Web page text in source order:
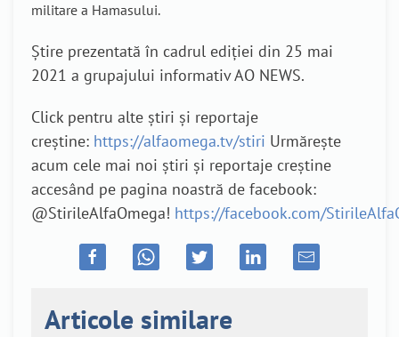
militare a Hamasului.
Știre prezentată în cadrul ediției din 25 mai
2021 a grupajului informativ AO NEWS.
Click pentru alte știri și reportaje
creștine: https://alfaomega.tv/stiri Urmărește
acum cele mai noi știri și reportaje creștine
accesând pe pagina noastră de facebook:
@StirileAlfaOmega! https://facebook.com/
Articole similare